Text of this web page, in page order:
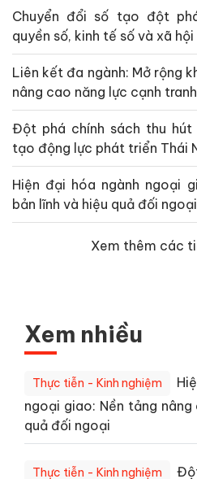
Chuyển đổi số tạo đột
quyền số, kinh tế số và xã
Liên kết đa ngành: Mở rộng
nâng cao năng lực cạnh
Đột phá chính sách thu hút
tạo động lực phát triển Thái
Hiện đại hóa ngành ngoại
bản lĩnh và hiệu quả đối ngoại
Xem thêm các
Xem nhiều
Thực tiễn - Kinh nghiệm
ngoại giao: Nền tảng
quả đối ngoại
Thực tiễn - Kinh nghiệm